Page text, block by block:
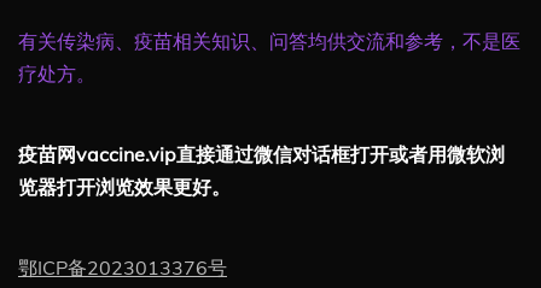
有关传染病、疫苗相关知识、问答均供交流和参考，不是医
疗处方。
疫苗网vaccine.vip直接通过微信对话框打开或者用微软浏
览器打开浏览效果更好。
鄂ICP备2023013376号